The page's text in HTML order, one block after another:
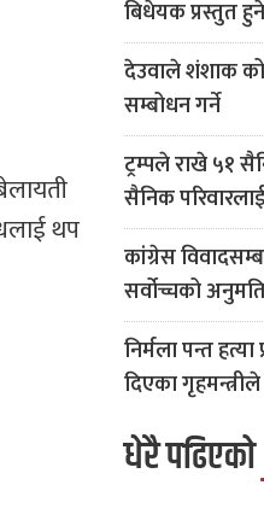
थप
बिधेयक प्रस्तुत हुने
देउवाले शंशाक
सम्बोधन गर्ने
ट्रम्पले राखे ५१
सैनिक
कांग्रेस
सर्वोच्चको
निर्मला पन्त
दिएका
धेरै पढिएको